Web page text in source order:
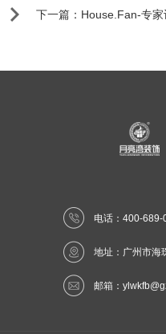
下一篇：House.Fan-专
电话：400-689-
地址：广州市海
邮箱：